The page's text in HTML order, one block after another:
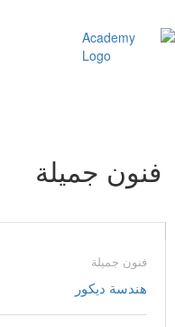
فنون جميلة
فنون جميلة
هندسة ديكور